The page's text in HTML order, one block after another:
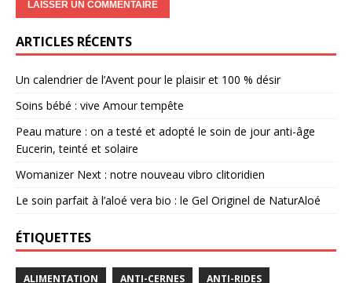
ARTICLES RÉCENTS
Un calendrier de l’Avent pour le plaisir et 100 % désir
Soins bébé : vive Amour tempête
Peau mature : on a testé et adopté le soin de jour anti-âge
Eucerin, teinté et solaire
Womanizer Next : notre nouveau vibro clitoridien
Le soin parfait à l’aloé vera bio : le Gel Originel de NaturAloé
ÉTIQUETTES
ALIMENTATION ANTI-CERNES ANTI-RIDES